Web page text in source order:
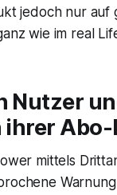
jedoch nur
wie im real
Nutzer
ihrer
mittels